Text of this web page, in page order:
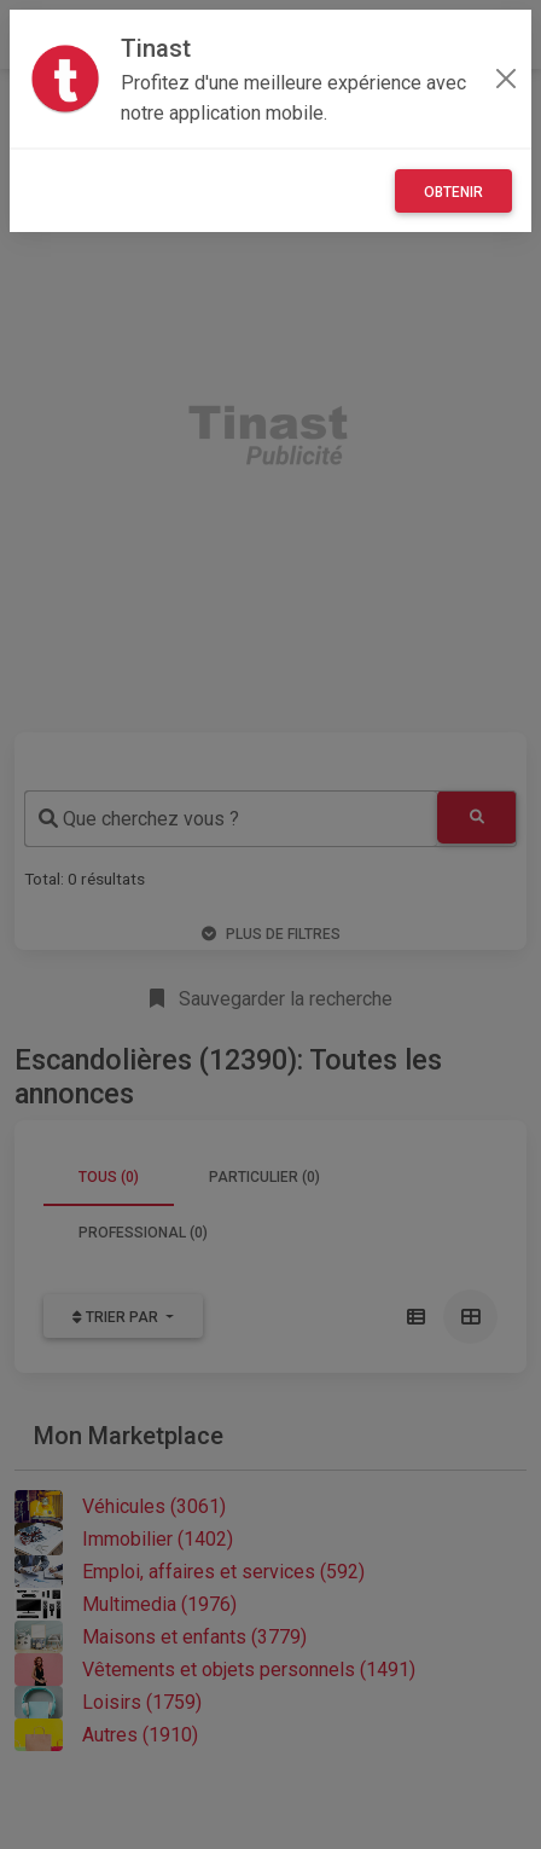
Tinast
Profitez d'une meilleure expérience avec
notre application mobile.
OBTENIR
Accueil Recherche Occitanie
Que cherchez vous ?
Total: 0 résultats
PLUS DE FILTRES
Sauvegarder la recherche
Escandolières (12390): Toutes les
annonces
TOUS (0) PARTICULIER (0)
PROFESSIONAL (0)
TRIER PAR
Mon Marketplace
Véhicules (3061)
Immobilier (1402)
Emploi, affaires et services (592)
Multimedia (1976)
Maisons et enfants (3779)
Vêtements et objets personnels (1491)
Loisirs (1759)
Autres (1910)